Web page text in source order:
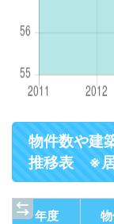
物件数や建
推移表 ※居
年度